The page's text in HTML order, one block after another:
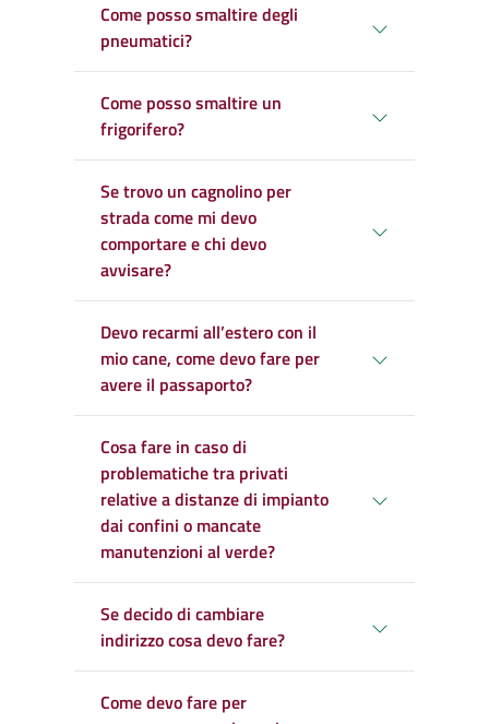
Come posso smaltire degli
pneumatici?
Come posso smaltire un
frigorifero?
Se trovo un cagnolino per
strada come mi devo
comportare e chi devo
avvisare?
Devo recarmi all’estero con il
mio cane, come devo fare per
avere il passaporto?
Cosa fare in caso di
problematiche tra privati
relative a distanze di impianto
dai confini o mancate
manutenzioni al verde?
Se decido di cambiare
indirizzo cosa devo fare?
Come devo fare per